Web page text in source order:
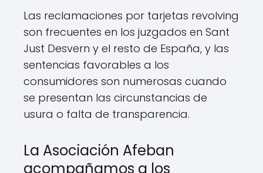
Las reclamaciones por tarjetas revolving
son frecuentes en los juzgados en Sant
Just Desvern y el resto de España, y las
sentencias favorables a los
consumidores son numerosas cuando
se presentan las circunstancias de
usura o falta de transparencia.
La Asociación Afeban
acompañamos a los